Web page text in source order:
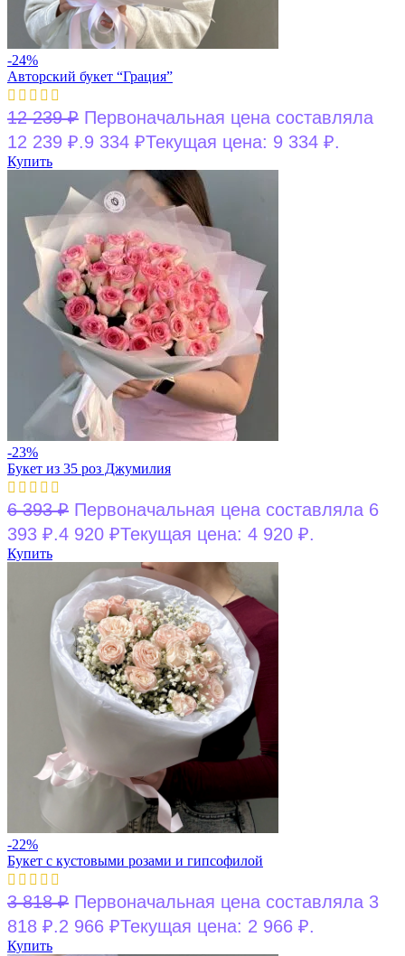
-24%
Авторский букет “Грация”
12 239₽ Первоначальная цена составляла
12 239 ₽.9 334 ₽Текущая цена: 9 334 ₽.
Купить
-23%
Букет из 35 роз Джумилия
6 393₽ Первоначальная цена составляла 6
393 ₽.4 920 ₽Текущая цена: 4 920 ₽.
Купить
-22%
Букет с кустовыми розами и гипсофилой
3 818₽ Первоначальная цена составляла 3
818 ₽.2 966 ₽Текущая цена: 2 966 ₽.
Купить